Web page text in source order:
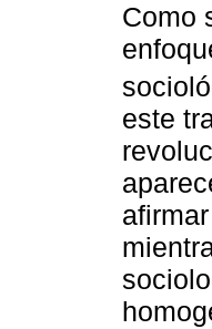
Como
este